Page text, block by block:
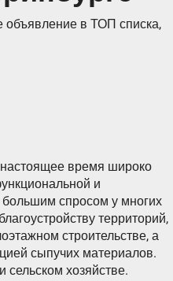
объявление в ТОП списка,
время широко
и
большим спросом у многих
территорий,
строительстве, а
сыпучих материалов.
хозяйстве.